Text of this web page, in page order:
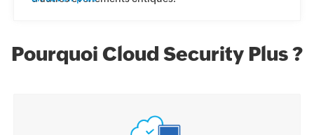
Pourquoi Cloud Security Plus ?